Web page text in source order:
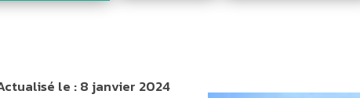
le :8 janvier 2024